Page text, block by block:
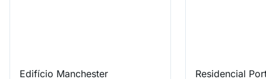
Edifício Manchester